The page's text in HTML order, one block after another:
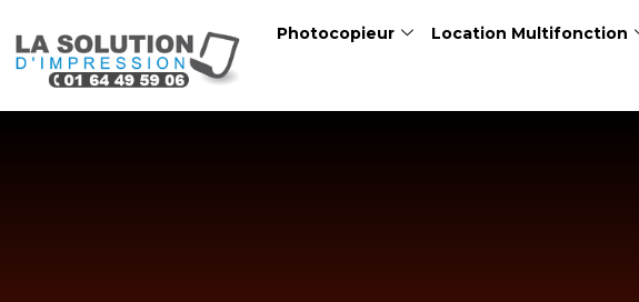
to
content
Photocopieur Location Multifonction